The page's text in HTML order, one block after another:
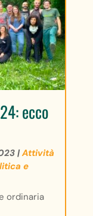
ecco
|Attività
e
ordinaria